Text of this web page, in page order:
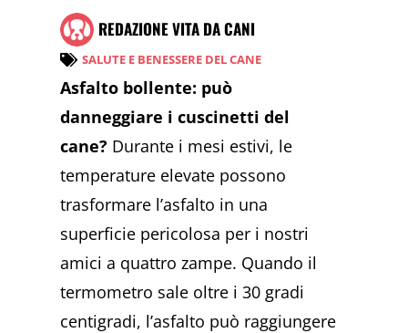
REDAZIONE VITA DA CANI
SALUTE E BENESSERE DEL CANE
Asfalto bollente: può
danneggiare i cuscinetti del
cane? Durante i mesi estivi, le
temperature elevate possono
trasformare l’asfalto in una
superficie pericolosa per i nostri
amici a quattro zampe. Quando il
termometro sale oltre i 30 gradi
centigradi, l’asfalto può raggiungere